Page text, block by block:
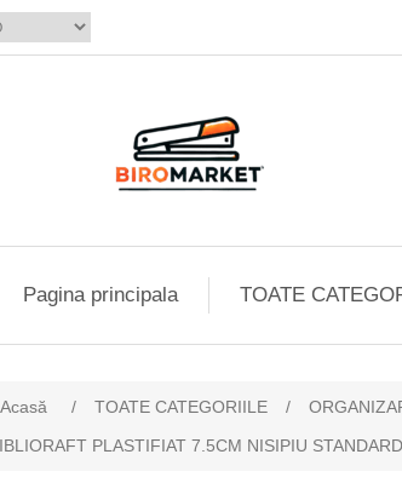
Pagina principala TOATE
Acasă / TOATE CATEGORIILE /
PLASTIFIAT 7.5CM NISIPIU